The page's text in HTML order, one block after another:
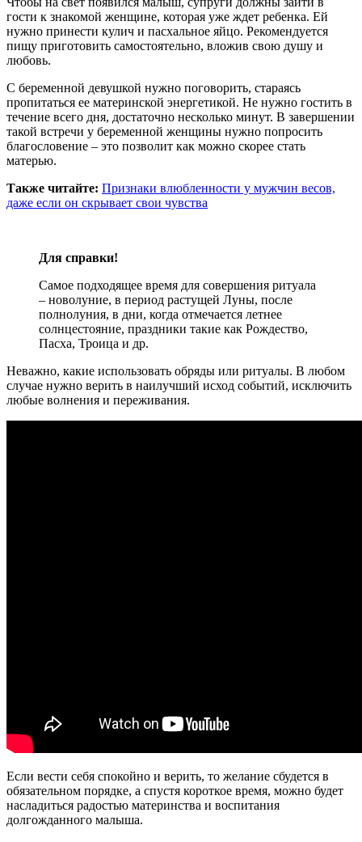
гости к знакомой женщине, которая уже ждет ребенка. Ей
нужно принести кулич и пасхальное яйцо. Рекомендуется
пищу приготовить самостоятельно, вложив свою душу и
любовь.
С беременной девушкой нужно поговорить, стараясь
пропитаться ее материнской энергетикой. Не нужно гостить в
течение всего дня, достаточно несколько минут. В завершении
такой встречи у беременной женщины нужно попросить
благословение – это позволит как можно скорее стать
матерью.
Также читайте: Признаки влюбленности у мужчин весов,
даже если он скрывает свои чувства
Для справки!
Самое подходящее время для совершения ритуала
– новолуние, в период растущей Луны, после
полнолуния, в дни, когда отмечается летнее
солнцестояние, праздники такие как Рождество,
Пасха, Троица и др.
Неважно, какие использовать обряды или ритуалы. В любом
случае нужно верить в наилучший исход событий, исключить
любые волнения и переживания.
Если вести себя спокойно и верить, то желание сбудется в
обязательном порядке, а спустя короткое время, можно будет
насладиться радостью материнства и воспитания
долгожданного малыша.